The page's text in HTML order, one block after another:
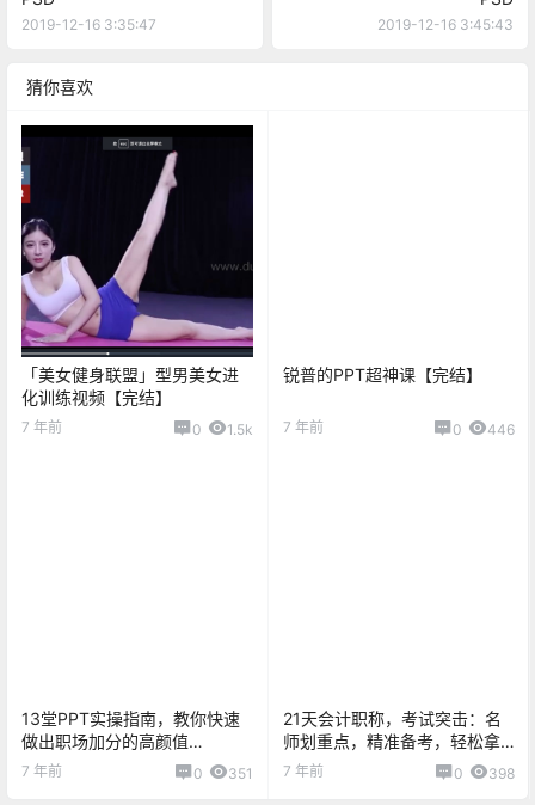
2019-12-16 3:35:47 2019-12-16 3:45:43
猜你喜欢
「美女健身联盟」型男美女进
化训练视频【完结】
7 年前 0 1.5k
锐普的PPT超神课【完结】
7 年前 0 446
13堂PPT实操指南，教你快速
做出职场加分的高颜值
PPT【完结】
7 年前 0 351
21天会计职称，考试突击：名
师划重点，精准备考，轻松拿
证！
7 年前 0 398